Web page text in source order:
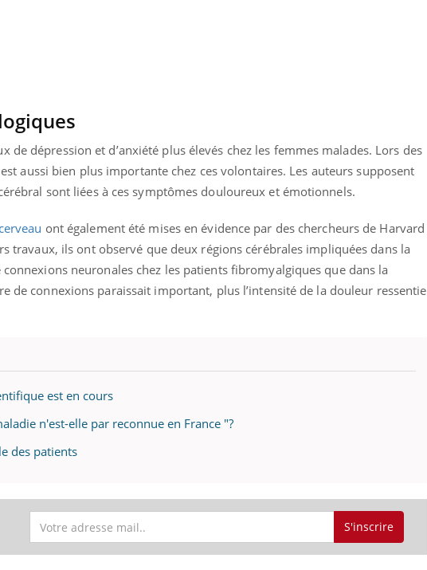
de dépression et d’anxiété plus élevés chez les femmes malades. Lors des
aussi bien plus importante chez ces volontaires. Les auteurs supposent
sont liées à ces symptômes douloureux et émotionnels.
ont également été mises en évidence par des chercheurs de Harvard
travaux, ils ont observé que deux régions cérébrales impliquées dans la
neuronales chez les patients fibromyalgiques que dans la
de connexions paraissait important, plus l’intensité de la douleur ressentie
est en cours
n'est-elle par reconnue en France "?
des patients
S'inscrire